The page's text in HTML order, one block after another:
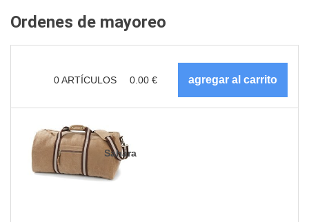
Ordenes de mayoreo
0ARTÍCULOS 0.00 €
Sahara